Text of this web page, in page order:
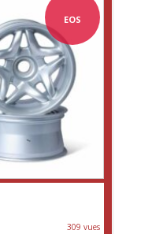
EOS
309 vues